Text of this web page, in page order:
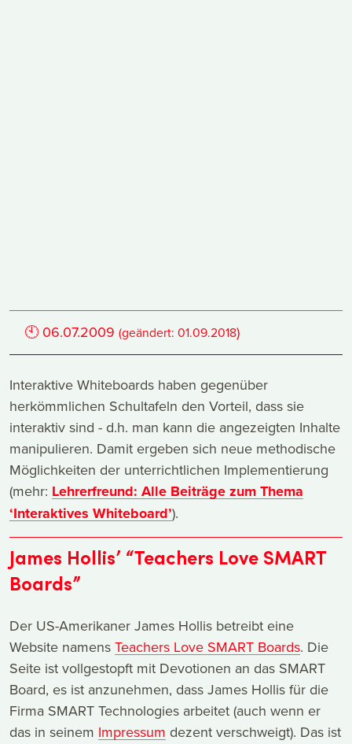
🕙 06.07.2009 (geändert:01.09.2018)
Interaktive Whiteboards haben gegenüber
herkömmlichen Schultafeln den Vorteil, dass sie
interaktiv sind - d.h. man kann die angezeigten Inhalte
manipulieren. Damit ergeben sich neue methodische
Möglichkeiten der unterrichtlichen Implementierung
(mehr: Lehrerfreund: Alle Beiträge zum Thema
‘Interaktives Whiteboard’).
James Hollis’ “Teachers Love SMART
Boards”
Der US-Amerikaner James Hollis betreibt eine
Website namens Teachers Love SMART Boards. Die
Seite ist vollgestopft mit Devotionen an das SMART
Board, es ist anzunehmen, dass James Hollis für die
Firma SMART Technologies arbeitet (auch wenn er
das in seinem Impressum dezent verschweigt). Das ist